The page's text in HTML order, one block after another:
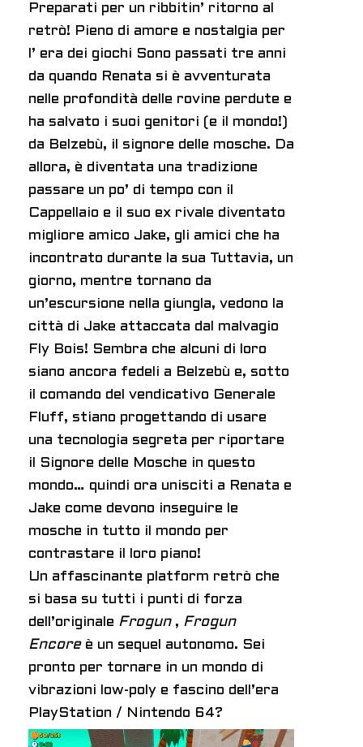
Preparati per un ribbitin’ ritorno al
retrò! Pieno di amore e nostalgia per
l’ era dei giochi Sono passati tre anni
da quando Renata si è avventurata
nelle profondità delle rovine perdute e
ha salvato i suoi genitori (e il mondo!)
da Belzebù, il signore delle mosche. Da
allora, è diventata una tradizione
passare un po’ di tempo con il
Cappellaio e il suo ex rivale diventato
migliore amico Jake, gli amici che ha
incontrato durante la sua Tuttavia, un
giorno, mentre tornano da
un’escursione nella giungla, vedono la
città di Jake attaccata dal malvagio
Fly Bois! Sembra che alcuni di loro
siano ancora fedeli a Belzebù e, sotto
il comando del vendicativo Generale
Fluff, stiano progettando di usare
una tecnologia segreta per riportare
il Signore delle Mosche in questo
mondo… quindi ora unisciti a Renata e
Jake come devono inseguire le
mosche in tutto il mondo per
contrastare il loro piano!
Un affascinante platform retrò che
si basa su tutti i punti di forza
dell’originale Frogun, Frogun
Encoreè un sequel autonomo. Sei
pronto per tornare in un mondo di
vibrazioni low-poly e fascino dell’era
PlayStation / Nintendo 64?